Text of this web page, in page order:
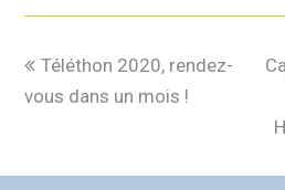
Téléthon 2020, rendez-
vous dans un mois !